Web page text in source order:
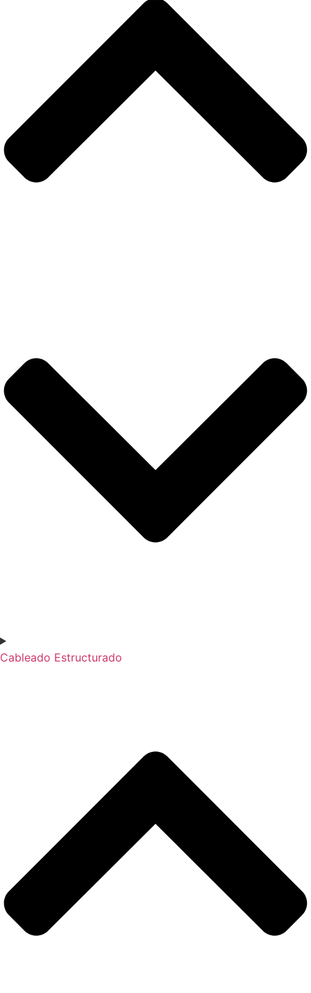
Cableado Estructurado